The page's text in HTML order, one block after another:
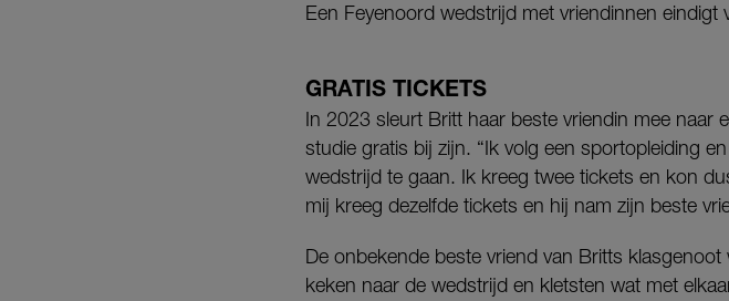
Een Feyenoord wedstrijd met vriendinnen
GRATIS TICKETS
In 2023 sleurt Britt haar beste vriendin mee naar
studie gratis bij zijn. “Ik volg een sportopleiding
wedstrijd te gaan. Ik kreeg twee tickets en kon
mij kreeg dezelfde tickets en hij nam zijn beste
De onbekende beste vriend van Britts
keken naar de wedstrijd en kletsten wat met